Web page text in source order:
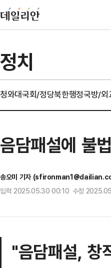
정치
청와대국회/정당북한행정국방/외
음담패설에 불
송오미 기자
입력 2025.05.30 00:10 수정
"음담패설, 창